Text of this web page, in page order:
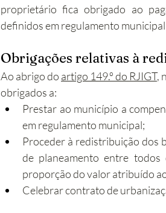
proprietário fica obrigado ao
definidos em regulamento
Obrigações relativas à
Ao abrigo do artigo 149.º do RJIGT,
obrigados a:
Prestar ao município a
em regulamento municipal;
Proceder à redistribuição dos
de planeamento entre todos
proporção do valor atribuído
Celebrar contrato de